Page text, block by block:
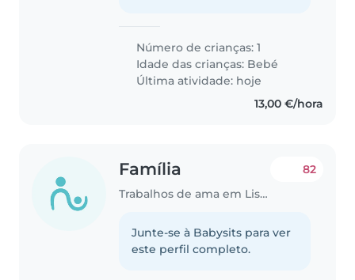
Número de crianças: 1
Idade das crianças: Bebé
Última atividade: hoje
13,00 €/hora
Família
Trabalhos de ama em Lisboa
82
Junte-se à Babysits para ver
este perfil completo.